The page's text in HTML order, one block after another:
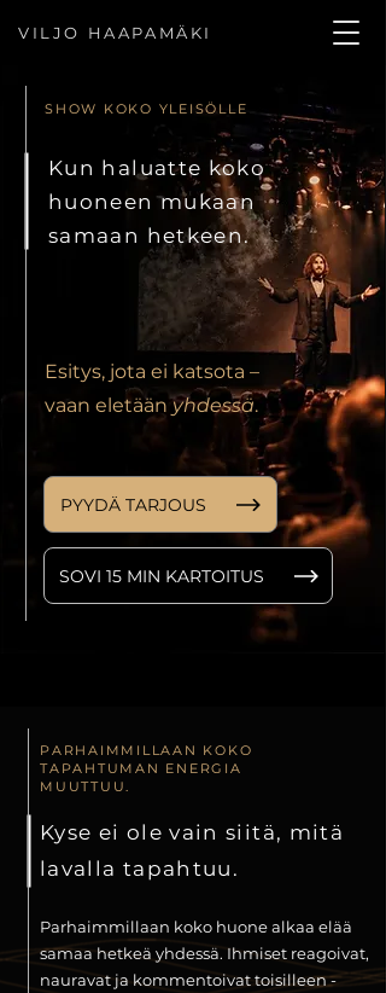
VILJO HAAPAMÄKI
SHOW KOKO YLEISÖLLE
Kun haluatte koko
huoneen mukaan
samaan hetkeen.
Esitys, jota ei katsota –
vaan eletäänyhdessä.
PYYDÄ TARJOUS
SOVI 15 MIN KARTOITUS
PARHAIMMILLAAN KOKO
TAPAHTUMAN ENERGIA
MUUTTUU.
Kyse ei ole vain siitä, mitä
lavalla tapahtuu.
Parhaimmillaan koko huone alkaa elää
samaa hetkeä yhdessä. Ihmiset reagoivat,
nauravat ja kommentoivat toisilleen -